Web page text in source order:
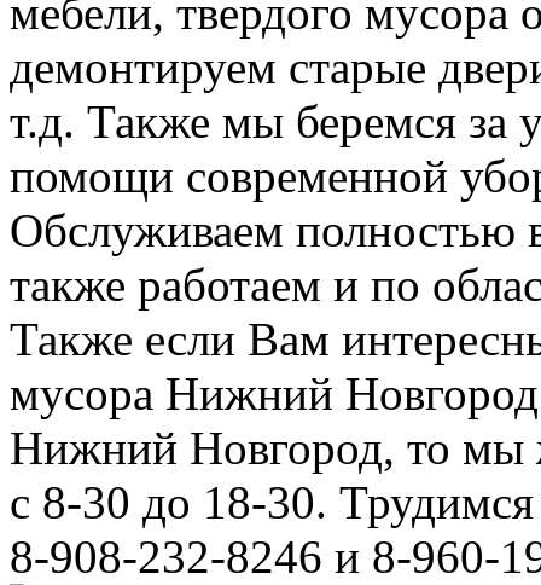
мебели, твердого мусора
демонтируем старые
т.д. Также мы беремся за
помощи современной
Обслуживаем полностью
также работаем и по
Также если Вам
мусора Нижний
Нижний Новгород, то мы
с 8-30 до 18-30.
8-908-232-8246 и 8-960-